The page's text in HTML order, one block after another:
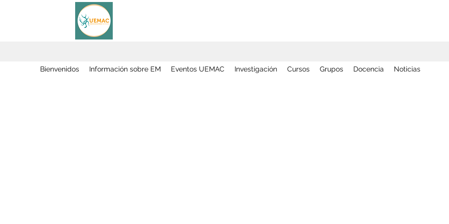
Bienvenidos Información sobre EM Eventos UEMAC Investigación Cursos Grupos Docencia Noticias